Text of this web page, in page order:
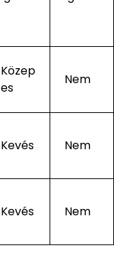
Közep
es
Nem
Kevés Nem
Kevés Nem